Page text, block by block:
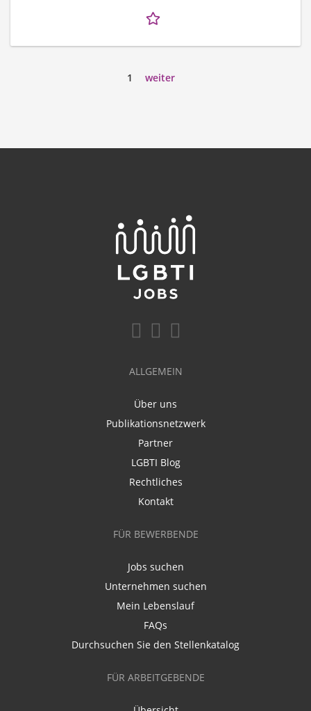
1 weiter
ALLGEMEIN
Über uns
Publikationsnetzwerk
Partner
LGBTI Blog
Rechtliches
Kontakt
FÜR BEWERBENDE
Jobs suchen
Unternehmen suchen
Mein Lebenslauf
FAQs
Durchsuchen Sie den Stellenkatalog
FÜR ARBEITGEBENDE